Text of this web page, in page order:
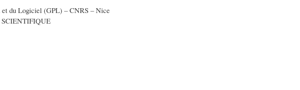
du Logiciel (GPL) – CNRS – Nice